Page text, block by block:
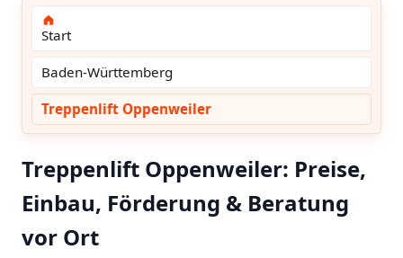
Start
Baden-Württemberg
Treppenlift Oppenweiler
Treppenlift Oppenweiler: Preise,
Einbau, Förderung & Beratung
vor Ort